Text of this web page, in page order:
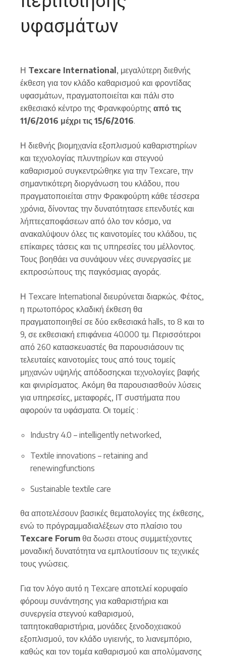
υφασμάτων
Η Texcare International, μεγαλύτερη διεθνής
έκθεση για τον κλάδο καθαρισμού και φροντίδας
υφασμάτων, πραγματοποιείται και πάλι στο
εκθεσιακό κέντρο της Φρανκφούρτης από τις
11/6/2016 μέχρι τις 15/6/2016.
Η διεθνής βιομηχανία εξοπλισμού καθαριστηρίων
και τεχνολογίας πλυντηρίων και στεγνού
καθαρισμού συγκεντρώθηκε για την Texcare, την
σημαντικότερη διοργάνωση του κλάδου, που
πραγματοποιείται στην Φρακφούρτη κάθε τέσσερα
χρόνια, δίνοντας την δυνατότητασε επενδυτές και
λήπτεςαποφάσεων από όλο τον κόσμο, να
ανακαλύψουν όλες τις καινοτομίες του κλάδου, τις
επίκαιρες τάσεις και τις υπηρεσίες του μέλλοντος.
Τους βοηθάει να συνάψουν νέες συνεργασίες με
εκπροσώπους της παγκόσμιας αγοράς.
Η Texcare International διευρύνεται διαρκώς. Φέτος,
η πρωτοπόρος κλαδική έκθεση θα
πραγματοποιηθεί σε δύο εκθεσιακά halls, το 8 και το
9, σε εκθεσιακή επιφάνεια 40.000 τμ. Περισσότεροι
από 260 κατασκευαστές θα παρουσιάσουν τις
τελευταίες καινοτομίες τους από τους τομείς
μηχανών υψηλής απόδοσηςκαι τεχνολογίες βαφής
και φινιρίσματος. Ακόμη θα παρουσιασθούν λύσεις
για υπηρεσίες, μεταφορές, ΙΤ συστήματα που
αφορούν τα υφάσματα. Οι τομείς :
Industry 4.0 – intelligently networked,
Textile innovations – retaining and
renewingfunctions
Sustainable textile care
θα αποτελέσουν βασικές θεματολογίες της έκθεσης,
ενώ το πρόγραμμαδιαλέξεων στο πλαίσιο του
Texcare Forum θα δωσει στους συμμετέχοντες
μοναδική δυνατότητα να εμπλουτίσουν τις τεχνικές
τους γνώσεις.
Για τον λόγο αυτό η Texcare αποτελεί κορυφαίο
φόρουμ συνάντησης για καθαριστήρια και
συνεργεία στεγνού καθαρισμού,
ταπητοκαθαριστήρια, μονάδες ξενοδοχειακού
εξοπλισμού, τον κλάδο υγιεινής, το λιανεμπόριο,
καθώς και τον τομέα καθαρισμού και απολύμανσης